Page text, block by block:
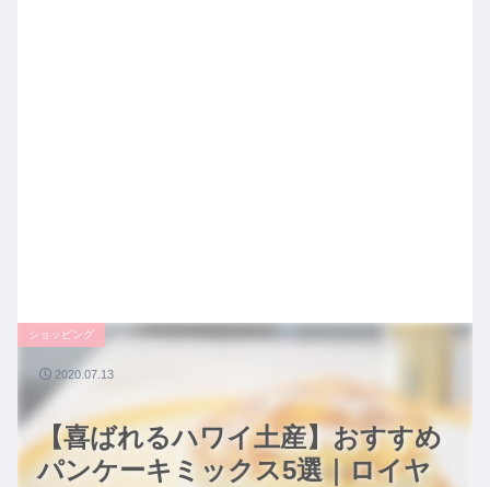
【喜ばれるハワイ土産】おすすめ
パンケーキミックス5選｜ロイヤ
ショッピング
2020.07.13